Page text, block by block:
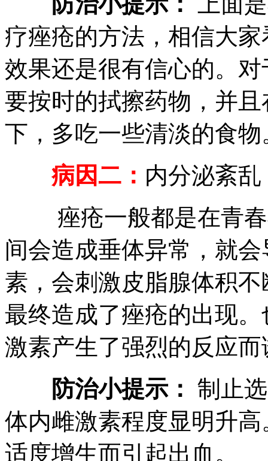
疗痤疮的方法，相信大
效果还是很有信心的。
要按时的拭擦药物，并
下，多吃一些清淡的食物
病因二： 内分泌紊
痤疮一般都是在青春
间会造成垂体异常，就
素，会刺激皮脂腺体积
最终造成了痤疮的出现
激素产生了强烈的反应
防治小提示： 制止
体内雌激素程度显明升
适度增生而引起出血。